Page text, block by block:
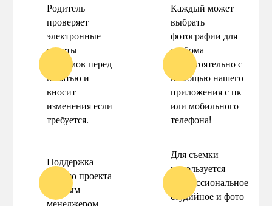
Родитель
проверяет
электронные
макеты
альбомов перед
печатью и
вносит
изменения если
требуется.
Каждый может
выбрать
фотографии для
альбома
самостоятельно с
помощью нашего
приложения с пк
или мобильного
телефона!
Поддержка
вашего проекта
личным
менеджером.
Для съемки
используется
профессиональное
студийное и фото